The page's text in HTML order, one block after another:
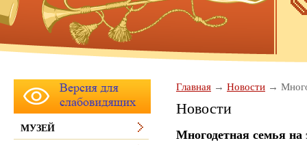
Главная Новости
Новости
Многодетная семья на
МУЗЕЙ